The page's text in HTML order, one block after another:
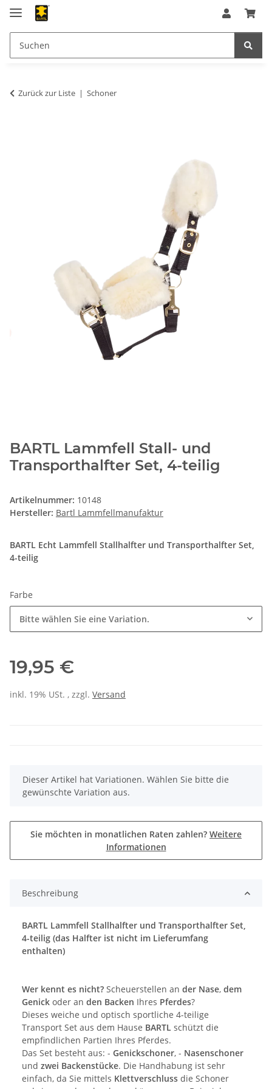
Zurück zur Liste Schoner
BARTL Lammfell Stall- und
Transporthalfter Set, 4-teilig
Artikelnummer: 10148
Hersteller: Bartl Lammfellmanufaktur
BARTL Echt Lammfell Stallhalfter und Transporthalfter Set,
4-teilig
Farbe
Bitte wählen Sie eine Variation.
19,95 €
inkl. 19% USt. , zzgl. Versand
x
Dieser Artikel hat Variationen. Wählen Sie bitte die
gewünschte Variation aus.
Sie möchten in monatlichen Raten zahlen? Weitere
Informationen
Beschreibung
BARTL Lammfell Stallhalfter und Transporthalfter Set,
4-teilig (das Halfter ist nicht im Lieferumfang
enthalten)
Wer kennt es nicht? Scheuerstellen an der Nase, dem
Genick oder an den Backen Ihres Pferdes?
Dieses weiche und optisch sportliche 4-teilige
Transport Set aus dem Hause BARTL schützt die
empfindlichen Partien Ihres Pferdes.
Das Set besteht aus: - Genickschoner, - Nasenschoner
und zwei Backenstücke. Die Handhabung ist sehr
einfach, da Sie mittels Klettverschluss die Schoner